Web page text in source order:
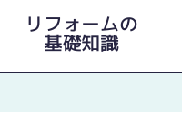
リフォームの
基礎知識